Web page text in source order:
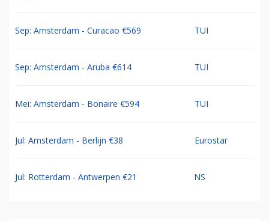
Sep: Amsterdam - Curacao €569 TUI
Sep: Amsterdam - Aruba €614 TUI
Mei: Amsterdam - Bonaire €594 TUI
Jul: Amsterdam - Berlijn €38 Eurostar
Jul: Rotterdam - Antwerpen €21 NS